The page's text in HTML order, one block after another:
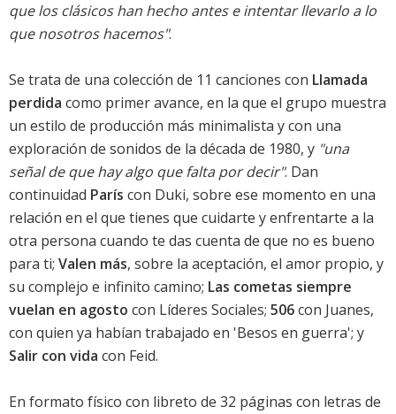
que los clásicos han hecho antes e intentar llevarlo a lo
que nosotros hacemos".
Se trata de una colección de 11 canciones con Llamada
perdida como primer avance, en la que el grupo muestra
un estilo de producción más minimalista y con una
exploración de sonidos de la década de 1980, y "una
señal de que hay algo que falta por decir". Dan
continuidad París con Duki, sobre ese momento en una
relación en el que tienes que cuidarte y enfrentarte a la
otra persona cuando te das cuenta de que no es bueno
para ti; Valen más, sobre la aceptación, el amor propio, y
su complejo e infinito camino; Las cometas siempre
vuelan en agosto con Líderes Sociales; 506con Juanes,
con quien ya habían trabajado en 'Besos en guerra'; y
Salir con vida con Feid.
En formato físico con libreto de 32 páginas con letras de